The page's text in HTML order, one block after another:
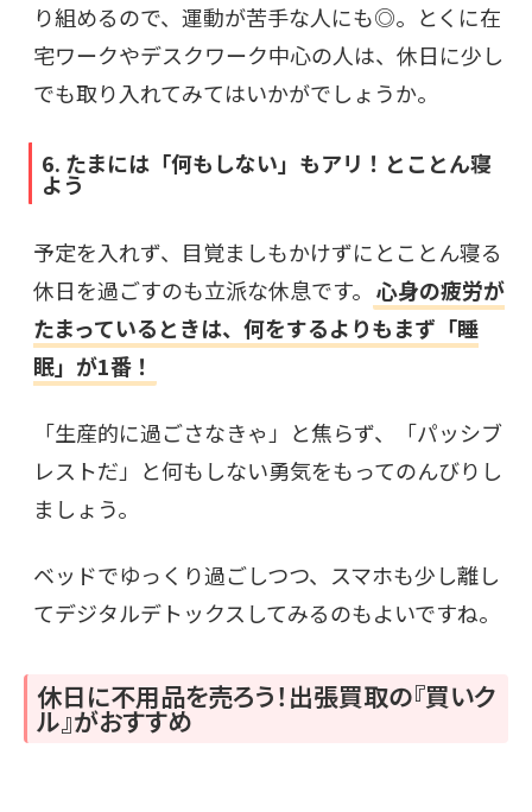
り組めるので、運動が苦手な人にも◎。とくに在
宅ワークやデスクワーク中心の人は、休日に少し
でも取り入れてみてはいかがでしょうか。
6. たまには「何もしない」もアリ！とことん寝
よう
予定を入れず、目覚ましもかけずにとことん寝る
休日を過ごすのも立派な休息です。 心身の疲労が
たまっているときは、何をするよりもまず「睡
眠」が1番！
「生産的に過ごさなきゃ」と焦らず、「パッシブ
レストだ」と何もしない勇気をもってのんびりし
ましょう。
ベッドでゆっくり過ごしつつ、スマホも少し離し
てデジタルデトックスしてみるのもよいですね。
休日に不用品を売ろう！出張買取の『買いク
ル』がおすすめ